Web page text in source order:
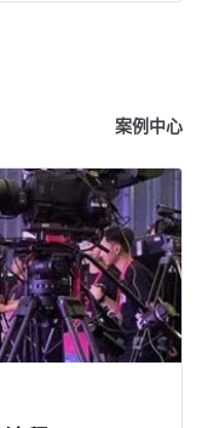
案例中心